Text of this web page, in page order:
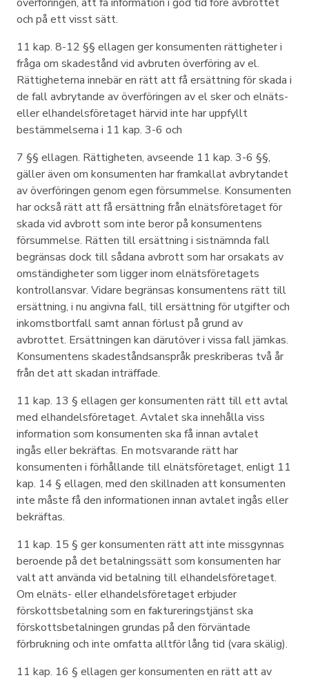
och på ett visst sätt.
11 kap. 8-12 §§ ellagen ger konsumenten rättigheter i
fråga om skadestånd vid avbruten överföring av el.
Rättigheterna innebär en rätt att få ersättning för skada i
de fall avbrytande av överföringen av el sker och elnäts-
eller elhandelsföretaget härvid inte har uppfyllt
bestämmelserna i 11 kap. 3-6 och
7 §§ ellagen. Rättigheten, avseende 11 kap. 3-6 §§,
gäller även om konsumenten har framkallat avbrytandet
av överföringen genom egen försummelse. Konsumenten
har också rätt att få ersättning från elnätsföretaget för
skada vid avbrott som inte beror på konsumentens
försummelse. Rätten till ersättning i sistnämnda fall
begränsas dock till sådana avbrott som har orsakats av
omständigheter som ligger inom elnätsföretagets
kontrollansvar. Vidare begränsas konsumentens rätt till
ersättning, i nu angivna fall, till ersättning för utgifter och
inkomstbortfall samt annan förlust på grund av
avbrottet. Ersättningen kan därutöver i vissa fall jämkas.
Konsumentens skadeståndsanspråk preskriberas två år
från det att skadan inträffade.
11 kap. 13 § ellagen ger konsumenten rätt till ett avtal
med elhandelsföretaget. Avtalet ska innehålla viss
information som konsumenten ska få innan avtalet
ingås eller bekräftas. En motsvarande rätt har
konsumenten i förhållande till elnätsföretaget, enligt 11
kap. 14 § ellagen, med den skillnaden att konsumenten
inte måste få den informationen innan avtalet ingås eller
bekräftas.
11 kap. 15 § ger konsumenten rätt att inte missgynnas
beroende på det betalningssätt som konsumenten har
valt att använda vid betalning till elhandelsföretaget.
Om elnäts- eller elhandelsföretaget erbjuder
förskottsbetalning som en faktureringstjänst ska
förskottsbetalningen grundas på den förväntade
förbrukning och inte omfatta alltför lång tid (vara skälig).
11 kap. 16 § ellagen ger konsumenten en rätt att av